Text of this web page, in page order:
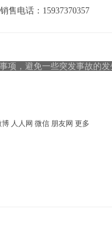
销售电话：15937370357
，避免一些突发事故的发
博 人人网 微信 朋友网 更多